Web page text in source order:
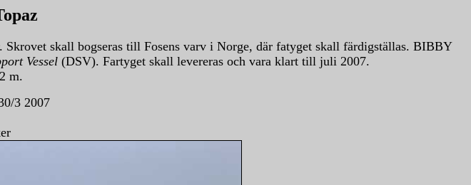
skall bogseras till Fosens varv i Norge, där fatyget skall färdigställas. BIBBY
Vessel (DSV). Fartyget skall levereras och vara klart till juli 2007.
m.
3 2007